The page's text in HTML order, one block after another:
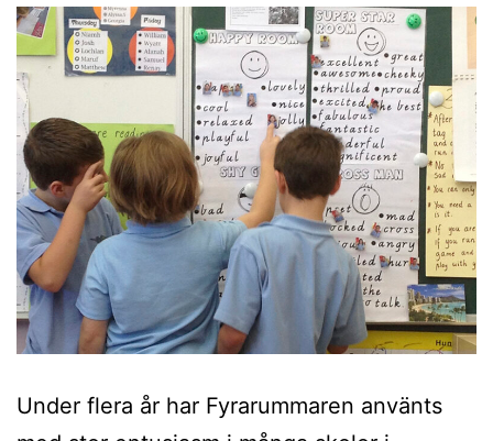
Under flera år har Fyrarummaren använts